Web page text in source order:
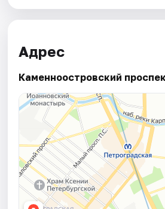
Адрес
Каменноостровский